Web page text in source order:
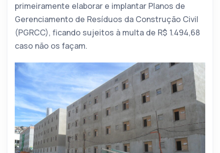
primeiramente elaborar e implantar Planos de
Gerenciamento de Resíduos da Construção Civil
(PGRCC), ficando sujeitos à multa de R$ 1.494,68
caso não os façam.